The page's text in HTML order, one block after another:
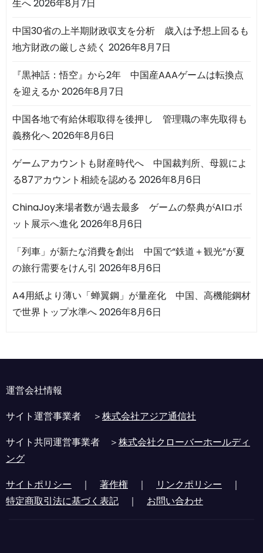
生へ2026年8月7日
中国30省の上半期財政収支を分析 歳入は予想上回るも
地方財政の厳しさ続く 2026年8月7日
『黒神話：悟空』から2年 中国産AAAゲームは転換点
を迎えるか2026年8月7日
中国各地で有給休暇取得を後押し 管理職の率先取得も
義務化へ2026年8月6日
ゲームアカウントも財産時代へ 中国裁判所、母親によ
る87アカウント相続を認める 2026年8月6日
ChinaJoy来場者数が過去最多 ゲームの祭典がAIロボ
ット展示へ進化2026年8月6日
「列車」が新たな消費を創出 中国で“鉄道＋観光”が夏
の旅行需要をけん引 2026年8月6日
A4用紙より薄い「蝉翼鋼」が量産化 中国、高機能鋼材
で世界トップ水準へ2026年8月6日
運営会社情報
サイト運営事業者 ＞株式会社アジア通信社
サイト共同運営事業者 ＞株式会社クローバーホールディ
ング
サイトポリシー ｜ 著作権 ｜ リンクポリシー ｜
特定商取引法に基づく表記 ｜ お問い合わせ